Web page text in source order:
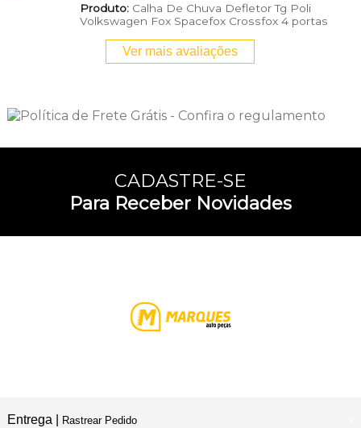
Produto:Calha De Chuva Defletor Tg Poli
Volkswagen Fox Spacefox Crossfox 4 portas
Ver mais avaliações
CADASTRE-SE
Para Receber Novidades
Entrega | Rastrear Pedido